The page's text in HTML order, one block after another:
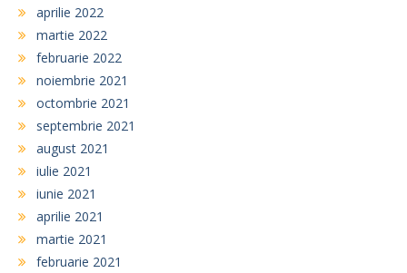
aprilie 2022
martie 2022
februarie 2022
noiembrie 2021
octombrie 2021
septembrie 2021
august 2021
iulie 2021
iunie 2021
aprilie 2021
martie 2021
februarie 2021